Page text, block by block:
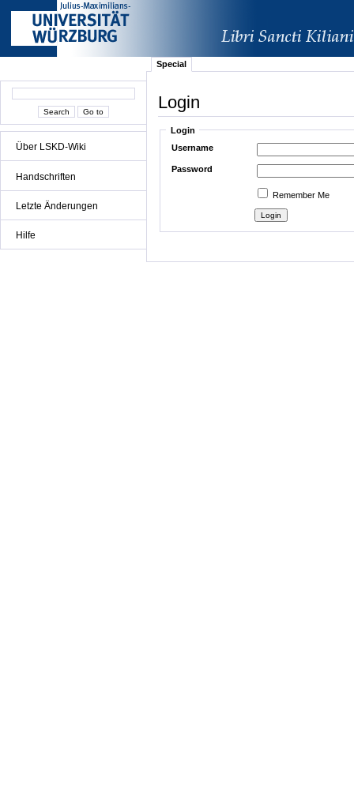
Über LSKD-Wiki
Handschriften
Letzte Änderungen
Hilfe
Special
Login
Login
Username
Password
Remember Me